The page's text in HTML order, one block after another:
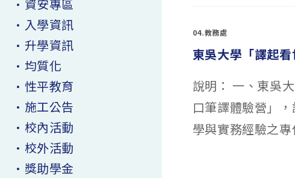
獲
第
屆
AERC
機
器
運
動
技
大
04.教務處
東吳大學「譯起
說明： 一、東吳
口筆譯體驗營」
學與實務經驗之
•資安專區
•入學資訊
•升學資訊
•均質化
•性平教育
•施工公告
•校內活動
•校外活動
•獎助學金